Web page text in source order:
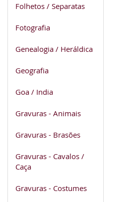
Folhetos / Separatas
Fotografia
Genealogia / Heráldica
Geografia
Goa / India
Gravuras - Animais
Gravuras - Brasões
Gravuras - Cavalos /
Caça
Gravuras - Costumes